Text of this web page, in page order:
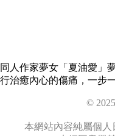
同人作家夢女「夏油愛」
行治癒內心的傷痛，一步
©
本網站內容純屬個人